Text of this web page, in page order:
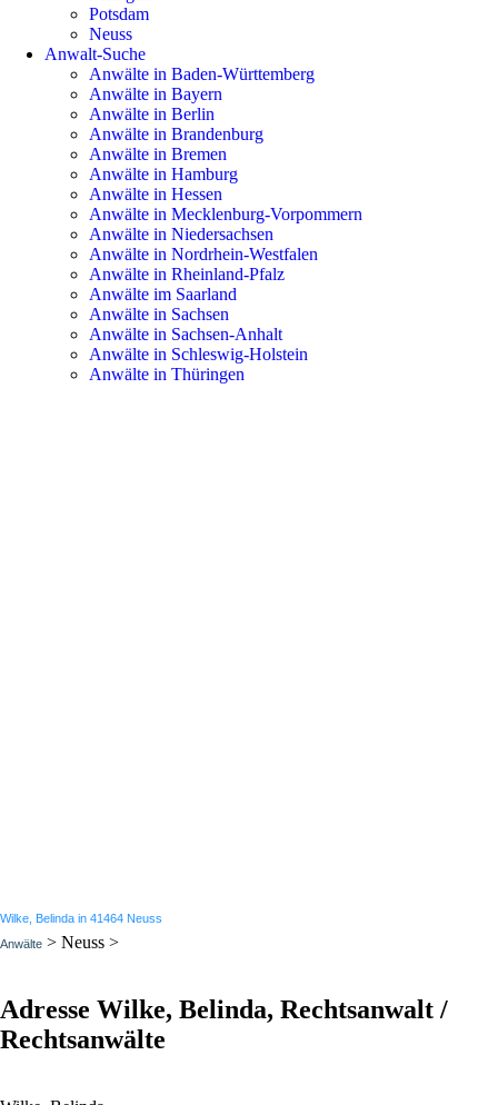
Potsdam
Neuss
Anwalt-Suche
Anwälte in Baden-Württemberg
Anwälte in Bayern
Anwälte in Berlin
Anwälte in Brandenburg
Anwälte in Bremen
Anwälte in Hamburg
Anwälte in Hessen
Anwälte in Mecklenburg-Vorpommern
Anwälte in Niedersachsen
Anwälte in Nordrhein-Westfalen
Anwälte in Rheinland-Pfalz
Anwälte im Saarland
Anwälte in Sachsen
Anwälte in Sachsen-Anhalt
Anwälte in Schleswig-Holstein
Anwälte in Thüringen
Wilke, Belinda in 41464 Neuss
Anwälte > Neuss >
Adresse Wilke, Belinda, Rechtsanwalt /
Rechtsanwälte